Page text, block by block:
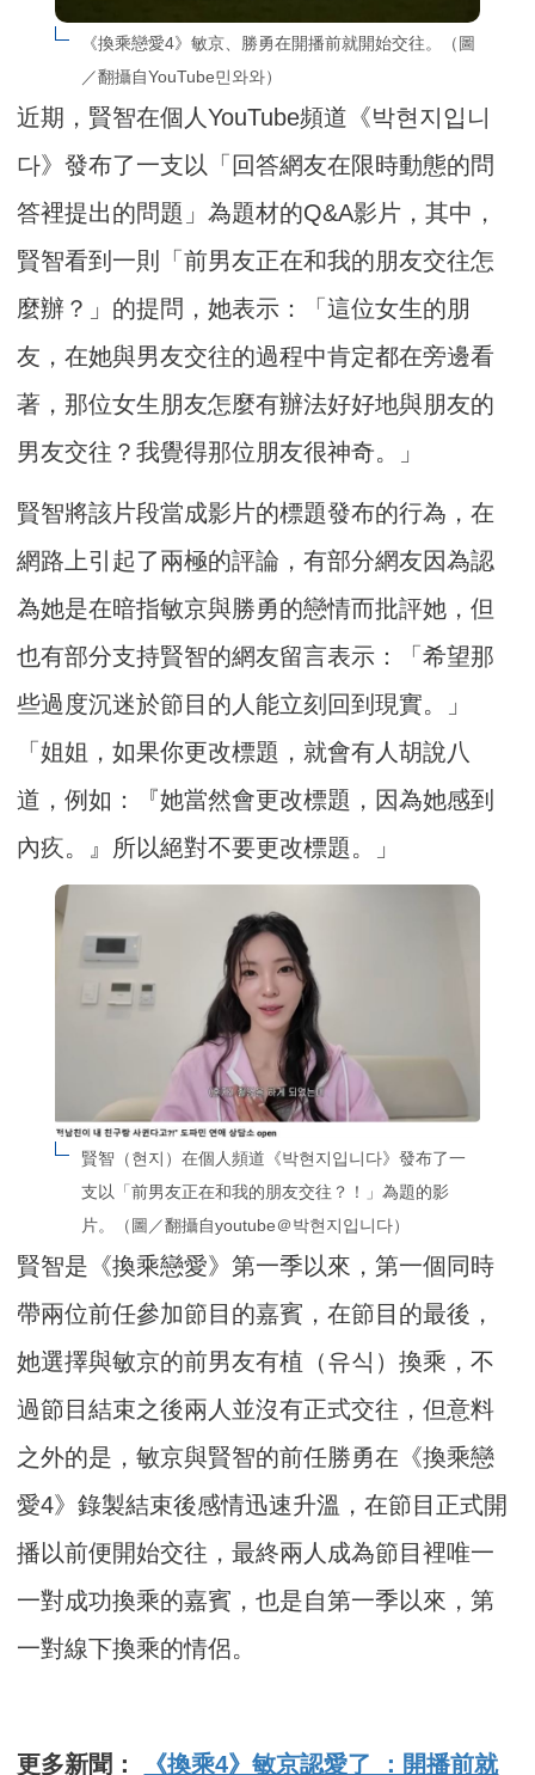
《換乘戀愛4》敏京、勝勇在開播前就開始交往。（圖
／翻攝自YouTube민와와）
近期，賢智在個人YouTube頻道《박현지입니
다》發布了一支以「回答網友在限時動態的問
答裡提出的問題」為題材的Q&A影片，其中，
賢智看到一則「前男友正在和我的朋友交往怎
麼辦？」的提問，她表示：「這位女生的朋
友，在她與男友交往的過程中肯定都在旁邊看
著，那位女生朋友怎麼有辦法好好地與朋友的
男友交往？我覺得那位朋友很神奇。」
賢智將該片段當成影片的標題發布的行為，在
網路上引起了兩極的評論，有部分網友因為認
為她是在暗指敏京與勝勇的戀情而批評她，但
也有部分支持賢智的網友留言表示：「希望那
些過度沉迷於節目的人能立刻回到現實。」
「姐姐，如果你更改標題，就會有人胡說八
道，例如：『她當然會更改標題，因為她感到
內疚。』所以絕對不要更改標題。」
賢智（현지）在個人頻道《박현지입니다》發布了一
支以「前男友正在和我的朋友交往？！」為題的影
片。（圖／翻攝自youtube＠박현지입니다）
賢智是《換乘戀愛》第一季以來，第一個同時
帶兩位前任參加節目的嘉賓，在節目的最後，
她選擇與敏京的前男友有植（유식）換乘，不
過節目結束之後兩人並沒有正式交往，但意料
之外的是，敏京與賢智的前任勝勇在《換乘戀
愛4》錄製結束後感情迅速升溫，在節目正式開
播以前便開始交往，最終兩人成為節目裡唯一
一對成功換乘的嘉賓，也是自第一季以來，第
一對線下換乘的情侶。
更多新聞： 《換乘4》敏京認愛了 ：開播前就